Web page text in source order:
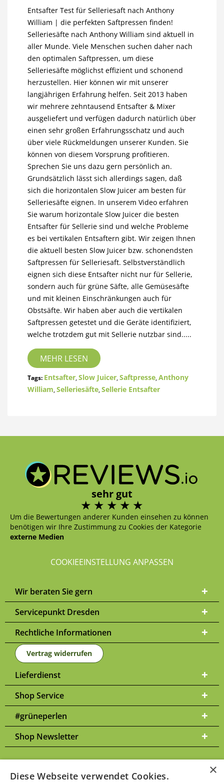
Entsafter Test für Selleriesaft nach Anthony
William | die perfekten Saftpressen finden!
Selleriesäfte nach Anthony William sind aktuell in
aller Munde. Viele Menschen suchen daher nach
den optimalen Saftpressen, um diese
Selleriesäfte möglichst effizient und schonend
herzustellen. Hier können wir mit unserer
langjährigen Erfahrung helfen. Seit 2013 haben
wir mehrere zehntausend Entsafter & Mixer
ausgeliefert und verfügen dadurch natürlich über
einen sehr großen Erfahrungsschatz und auch
über viele Rückmeldungen unserer Kunden. Sie
können von diesem Vorsprung profitieren.
Sprechen Sie uns dazu gern persönlich an.
Grundsätzlich lässt sich allerdings sagen, daß
sich die horizontalen Slow Juicer am besten für
Selleriesäfte eignen. In unserem Video erfahren
Sie warum horizontale Slow Juicer die besten
Entsafter für Sellerie sind und welche Probleme
es bei vertikalen Entsaftern gibt. Wir zeigen Ihnen
die aktuell besten Slow Juicer bzw. schonendsten
Saftpressen für Selleriesaft. Selbstverständlich
eignen sich diese Entsafter nicht nur für Sellerie,
sondern auch für grüne Säfte, alle Gemüsesäfte
und mit kleinen Einschränkungen auch für
Obstsäfte. Wir haben aber auch die vertikalen
Saftpressen getestet und die Geräte identifiziert,
welche trotzdem gut mit Sellerie nutzbar sind.....
MEHR LESEN
Tags: Entsafter,Slow Juicer,Saftpresse,Anthony
William,Selleriesäfte,Sellerie Entsafter
sehr gut
Um die Bewertungen anderer Kunden einsehen zu können
benötigen wir Ihre Zustimmung zu Cookies der Kategorie
externe Medien
COOKIEEINSTELLUNG ANPASSEN
Wir beraten Sie gern
Servicepunkt Dresden
Rechtliche Informationen
Vertrag widerrufen
Lieferdienst
Shop Service
#grüneperlen
Shop Newsletter
×
Diese Webseite verwendet Cookies.